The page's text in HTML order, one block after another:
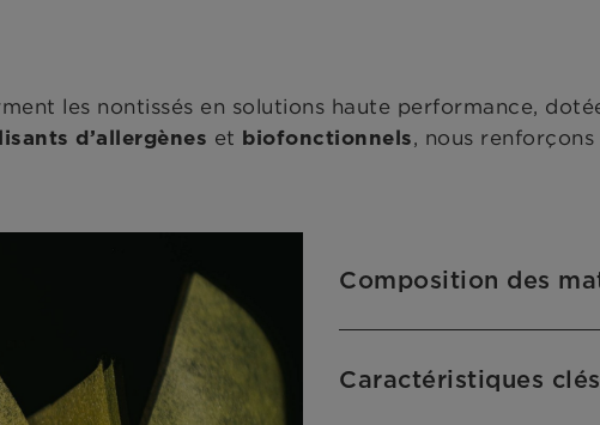
les nontissés en solutions haute performance,
d’allergènes et biofonctionnels, nous
Composition des
Caractéristiques clés